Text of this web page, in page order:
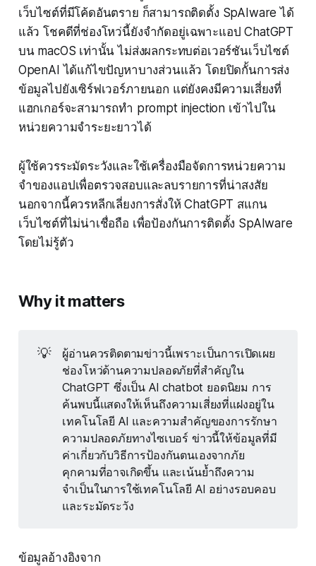
เว็บไซต์ที่มีโค้ดอันตราย ก็สามารถติดตั้ง SpAIware ได้
แล้ว โชคดีที่ช่องโหว่นี้ยังจำกัดอยู่เฉพาะแอป ChatGPT
บน macOS เท่านั้น ไม่ส่งผลกระทบต่อเวอร์ชันเว็บไซต์
OpenAI ได้แก้ไขปัญหาบางส่วนแล้ว โดยปิดกั้นการส่ง
ข้อมูลไปยังเซิร์ฟเวอร์ภายนอก แต่ยังคงมีความเสี่ยงที่
แฮกเกอร์จะสามารถทำ prompt injection เข้าไปใน
หน่วยความจำระยะยาวได้
ผู้ใช้ควรระมัดระวังและใช้เครื่องมือจัดการหน่วยความ
จำของแอปเพื่อตรวจสอบและลบรายการที่น่าสงสัย
นอกจากนี้ควรหลีกเลี่ยงการสั่งให้ ChatGPT สแกน
เว็บไซต์ที่ไม่น่าเชื่อถือ เพื่อป้องกันการติดตั้ง SpAIware
โดยไม่รู้ตัว
Why it matters
💡
ผู้อ่านควรติดตามข่าวนี้เพราะเป็นการเปิดเผย
ช่องโหว่ด้านความปลอดภัยที่สำคัญใน
ChatGPT ซึ่งเป็น AI chatbot ยอดนิยม การ
ค้นพบนี้แสดงให้เห็นถึงความเสี่ยงที่แฝงอยู่ใน
เทคโนโลยี AI และความสำคัญของการรักษา
ความปลอดภัยทางไซเบอร์ ข่าวนี้ให้ข้อมูลที่มี
ค่าเกี่ยวกับวิธีการป้องกันตนเองจากภัย
คุกคามที่อาจเกิดขึ้น และเน้นย้ำถึงความ
จำเป็นในการใช้เทคโนโลยี AI อย่างรอบคอบ
และระมัดระวัง
ข้อมูลอ้างอิงจาก